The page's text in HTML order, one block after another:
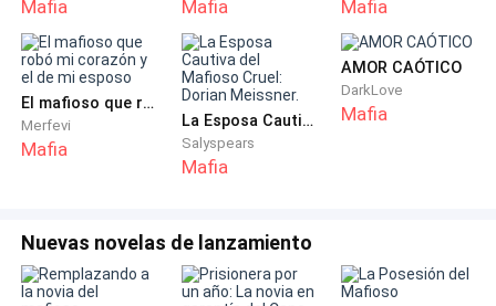
si las moscas.
Me calmo, le quito las hojas que me muestra con sus
manos temblorosas. El primer párrafo dice que, si él
llegase a morir por causas no naturales, yo sería
detenida mientras se dictaminen los culpables y, en
caso de no aparecer, sería la principal sospechosa,
ni indemnización por parte de Ángelo o de alguien
relacionado con él o su familia.
Mafia Mafia Mafia
El mafioso que robó mi corazón y el de mi esposo
Merfevi
Mafia
La Esposa Cautiva del Mafioso Cruel: Dorian Meissner.
Salyspears
Mafia
AMOR CAÓTICO
DarkLove
Mafia
Nuevas novelas de lanzamiento